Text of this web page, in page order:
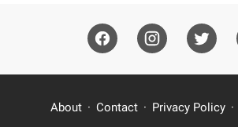
About Contact Privacy Policy